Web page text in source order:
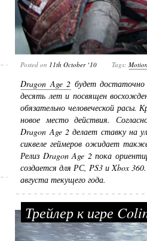
Posted on 11th October ‘10 Tags:
Dragon Age 2 будет
десять лет и посвящен
обязательно человеческой
новое место действия.
Dragon Age 2 делает ставку на
сиквеле геймеров ожидает
Релиз Dragon Age 2 пока
создается для РС, PS3 и Xbox
августа текущего года.
Трейлер к игре